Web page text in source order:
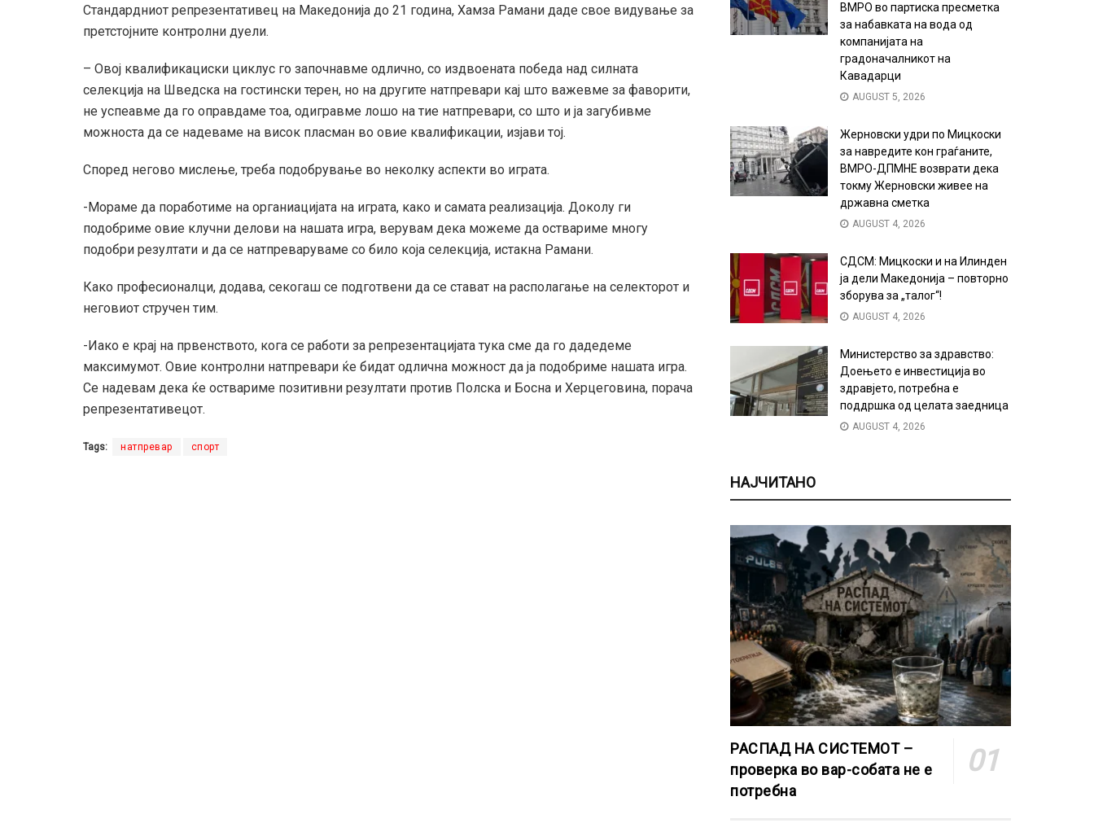
Стандардниот репрезентативец на Македонија до 21 година, Хамза Рамани даде свое видување за
претстојните контролни дуели.
– Овој квалификациски циклус го започнавме одлично, со издвоената победа над силната
селекција на Шведска на гостински терен, но на другите натпревари кај што важевме за фаворити,
не успеавме да го оправдаме тоа, одигравме лошо на тие натпревари, со што и ја загубивме
можноста да се надеваме на висок пласман во овие квалификации, изјави тој.
Според негово мислење, треба подобрување во неколку аспекти во играта.
-Мораме да поработиме на органиацијата на играта, како и самата реализација. Доколу ги
подобриме овие клучни делови на нашата игра, верувам дека можеме да оствариме многу
подобри резултати и да се натпреваруваме со било која селекција, истакна Рамани.
Како професионалци, додава, секогаш се подготвени да се стават на располагање на селекторот и
неговиот стручен тим.
-Иако е крај на првенството, кога се работи за репрезентацијата тука сме да го дадедеме
максимумот. Овие контролни натпревари ќе бидат одлична можност да ја подобриме нашата игра.
Се надевам дека ќе оствариме позитивни резултати против Полска и Босна и Херцеговина, порача
репрезентативецот.
Tags: натпревар спорт
ВМРО во партиска пресметка
за набавката на вода од
компанијата на
градоначалникот на
Кавадарци
AUGUST 5, 2026
Жерновски удри по Мицкоски
за навредите кон граѓаните,
ВМРО-ДПМНЕ возврати дека
токму Жерновски живее на
државна сметка
AUGUST 4, 2026
СДСМ: Мицкоски и на Илинден
ја дели Македонија – повторно
зборува за „талог“!
AUGUST 4, 2026
Министерство за здравство:
Доењето е инвестиција во
здравјето, потребна е
поддршка од целата заедница
AUGUST 4, 2026
НАЈЧИТАНО
РАСПАД НА СИСТЕМОТ –
проверка во вар-собата не е
потребна